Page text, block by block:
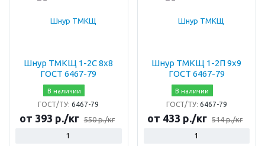
Шнур ТМКЩ 1-2С 8х8
ГОСТ 6467-79
В наличии
ГОСТ/ТУ:6467-79
от 393 р./кг 550 р./кг
Шнур ТМКЩ 1-2П 9х9
ГОСТ 6467-79
В наличии
ГОСТ/ТУ: 6467-79
от 433 р./кг 514 р./кг